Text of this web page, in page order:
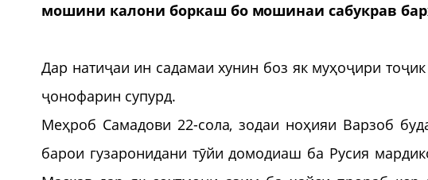
мошини калони боркаш бо мошинаи сабукрав
Дар натиҷаи ин садамаи хунин боз як муҳоҷири
ҷонофарин супурд.
Меҳроб Самадови 22-сола, зодаи ноҳияи Варзоб
барои гузаронидани тӯйи домодиаш ба Русия